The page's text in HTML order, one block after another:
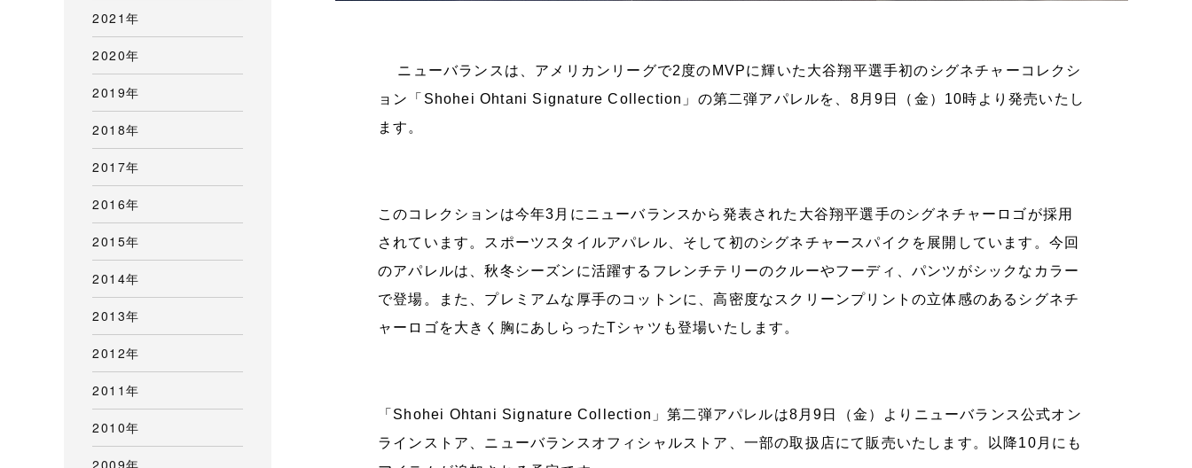
ニューバランスは、アメリカンリーグで2度のMVPに輝いた大谷翔平選手初のシグネチャーコレクシ
ョン「Shohei Ohtani Signature Collection」の第二弾アパレルを、8月9日（金）10時より発売いたし
ます。
このコレクションは今年3月にニューバランスから発表された大谷翔平選手のシグネチャーロゴが採用
されています。スポーツスタイルアパレル、そして初のシグネチャースパイクを展開しています。今回
のアパレルは、秋冬シーズンに活躍するフレンチテリーのクルーやフーディ、パンツがシックなカラー
で登場。また、プレミアムな厚手のコットンに、高密度なスクリーンプリントの立体感のあるシグネチ
ャーロゴを大きく胸にあしらったTシャツも登場いたします。
「Shohei Ohtani Signature Collection」第二弾アパレルは8月9日（金）よりニューバランス公式オン
ラインストア、ニューバランスオフィシャルストア、一部の取扱店にて販売いたします。以降10月にも
2021年
2020年
2019年
2018年
2017年
2016年
2015年
2014年
2013年
2012年
2011年
2010年
2009年